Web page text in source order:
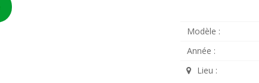
Modèle :
Année :
Lieu :